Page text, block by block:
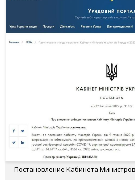
Постановление Кабинета